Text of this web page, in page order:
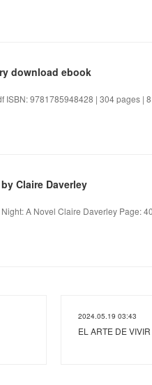
download ebook
ISBN: 9781785948428 | 304 pages |
Claire Daverley
A Novel Claire Daverley Page:
2024.05.19 03:43
EL ARTE DE